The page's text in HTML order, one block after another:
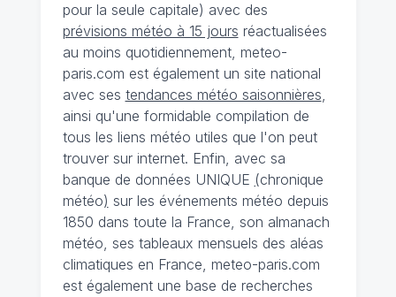
pour la seule capitale) avec des
prévisions météo à 15 jours réactualisées
au moins quotidiennement, meteo-
paris.com est également un site national
avec ses tendances météo saisonnières,
ainsi qu'une formidable compilation de
tous les liens météo utiles que l'on peut
trouver sur internet. Enfin, avec sa
banque de données UNIQUE (chronique
météo) sur les événements météo depuis
1850 dans toute la France, son almanach
météo, ses tableaux mensuels des aléas
climatiques en France, meteo-paris.com
est également une base de recherches